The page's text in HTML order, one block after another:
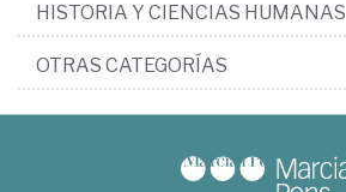
HISTORIA Y CIENCIAS HUMANAS
OTRAS CATEGORÍAS